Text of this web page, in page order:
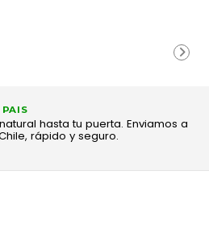
hasta tu puerta. Enviamos a
rápido y seguro.